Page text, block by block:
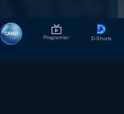
CANLI
Programlar D-Shorts